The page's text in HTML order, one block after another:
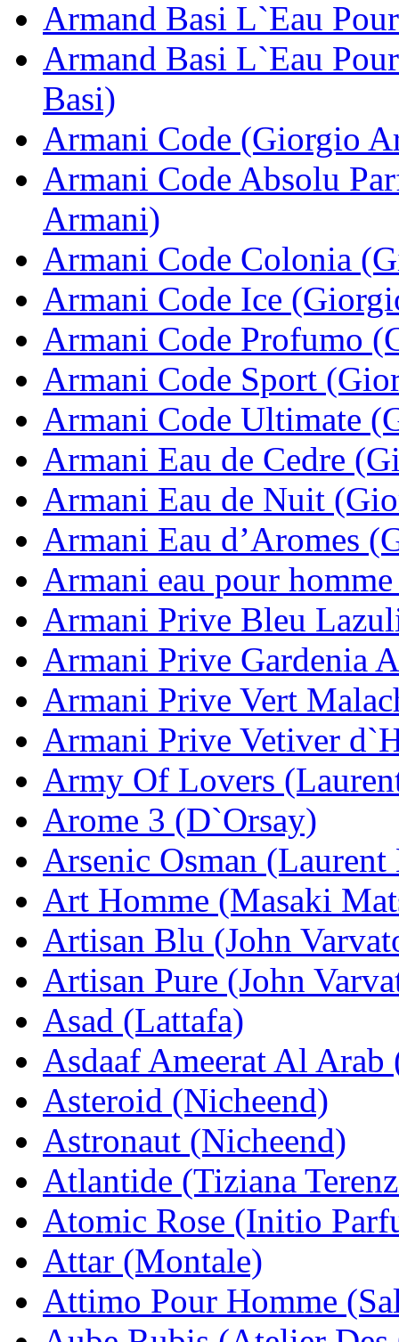
Armand Basi L`Eau
Armand Basi L`Eau
Basi)
Armani Code (Giorgio
Armani Code Absolu
Armani)
Armani Code Colonia
Armani Code Ice
Armani Code Profumo
Armani Code Sport
Armani Code Ultimate
Armani Eau de Cedre
Armani Eau de Nuit
Armani Eau d’Aromes
Armani eau pour
Armani Prive Bleu
Armani Prive Gardenia
Armani Prive Vert
Armani Prive Vetiver
Army Of Lovers
Arome 3 (D`Orsay)
Arsenic Osman
Art Homme (Masaki
Artisan Blu (John
Artisan Pure (John
Asad (Lattafa)
Asdaaf Ameerat Al Arab
Asteroid (Nicheend)
Astronaut (Nicheend)
Atlantide (Tiziana
Atomic Rose (Initio
Attar (Montale)
Attimo Pour Homme